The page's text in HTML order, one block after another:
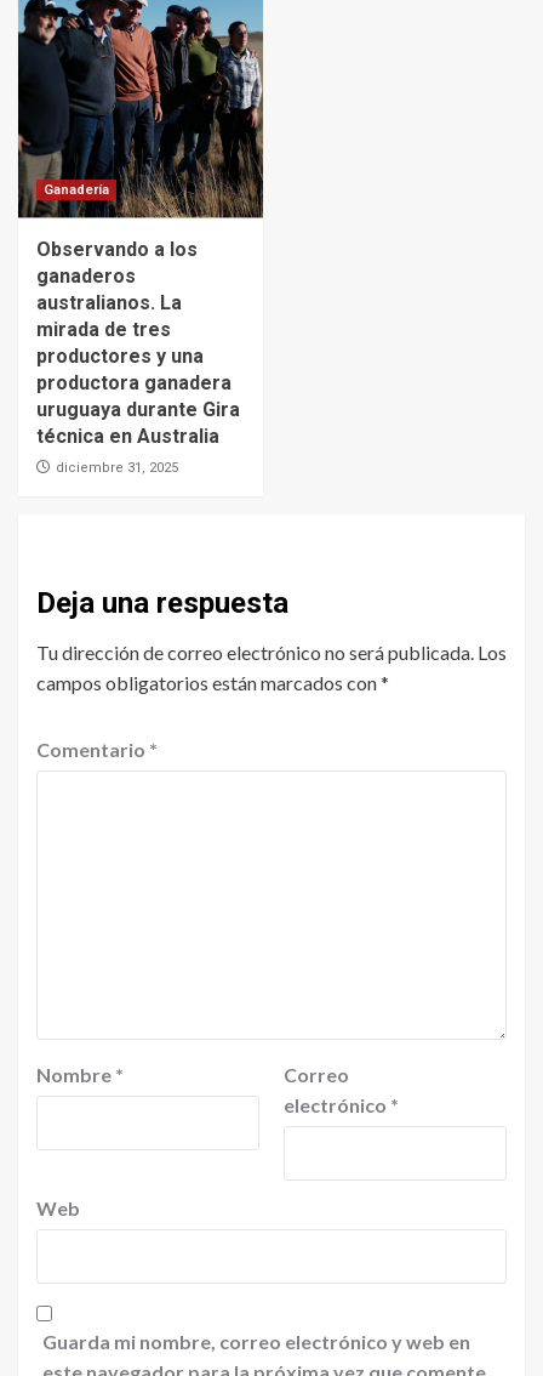
Ganadería
Observando a los
ganaderos
australianos. La
mirada de tres
productores y una
productora ganadera
uruguaya durante Gira
técnica en Australia
diciembre 31, 2025
Deja una respuesta
Tu dirección de correo electrónico no será publicada. Los
campos obligatorios están marcados con*
Comentario *
Nombre *
Correo
electrónico *
Web
Guarda mi nombre, correo electrónico y web en
este navegador para la próxima vez que comente.